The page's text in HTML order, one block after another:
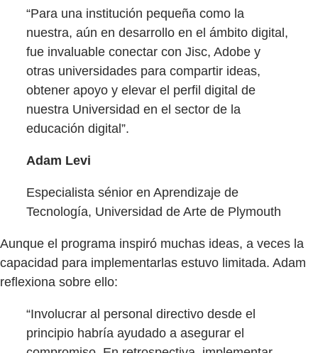
“Para una institución pequeña como la
nuestra, aún en desarrollo en el ámbito digital,
fue invaluable conectar con Jisc, Adobe y
otras universidades para compartir ideas,
obtener apoyo y elevar el perfil digital de
nuestra Universidad en el sector de la
educación digital”.
Adam Levi
Especialista sénior en Aprendizaje de
Tecnología, Universidad de Arte de Plymouth
Aunque el programa inspiró muchas ideas, a veces la
capacidad para implementarlas estuvo limitada. Adam
reflexiona sobre ello:
“Involucrar al personal directivo desde el
principio habría ayudado a asegurar el